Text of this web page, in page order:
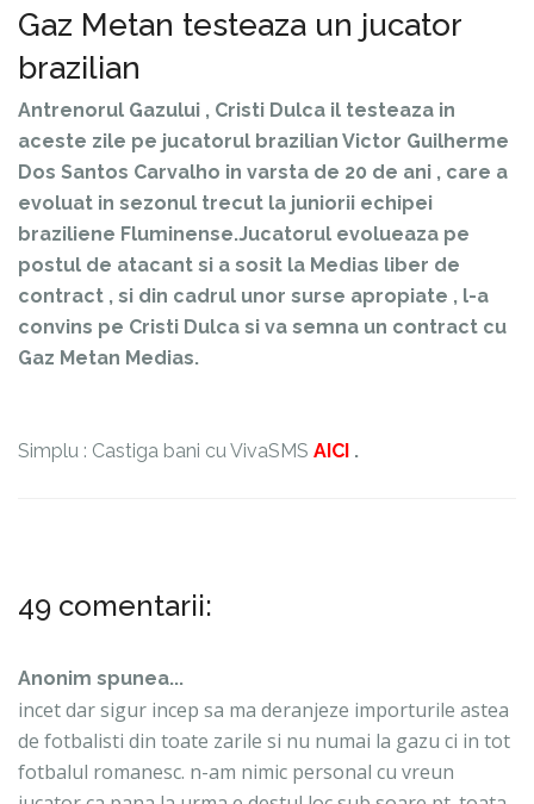
Gaz Metan testeaza un jucator
brazilian
Antrenorul Gazului , Cristi Dulca il testeaza in
aceste zile pe jucatorul brazilian Victor Guilherme
Dos Santos Carvalho in varsta de 20 de ani , care a
evoluat in sezonul trecut la juniorii echipei
braziliene Fluminense.Jucatorul evolueaza pe
postul de atacant si a sosit la Medias liber de
contract , si din cadrul unor surse apropiate , l-a
convins pe Cristi Dulca si va semna un contract cu
Gaz Metan Medias.
Simplu : Castiga bani cu VivaSMS AICI .
49 comentarii:
Anonim spunea...
incet dar sigur incep sa ma deranjeze importurile astea
de fotbalisti din toate zarile si nu numai la gazu ci in tot
fotbalul romanesc. n-am nimic personal cu vreun